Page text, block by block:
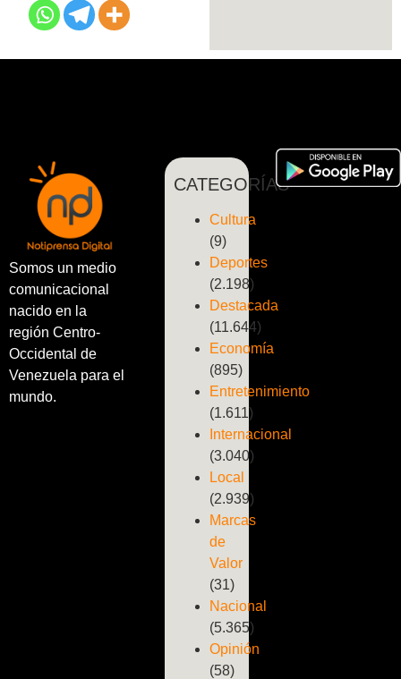
Somos un medio
comunicacional
nacido en la
región Centro-
Occidental de
Venezuela para el
mundo.
CATEGORÍAS
Cultura
(9)
Deportes
(2.198)
Destacada
(11.644)
Economía
(895)
Entretenimiento
(1.611)
Internacional
(3.040)
Local
(2.939)
Marcas
de
Valor
(31)
Nacional
(5.365)
Opinión
(58)